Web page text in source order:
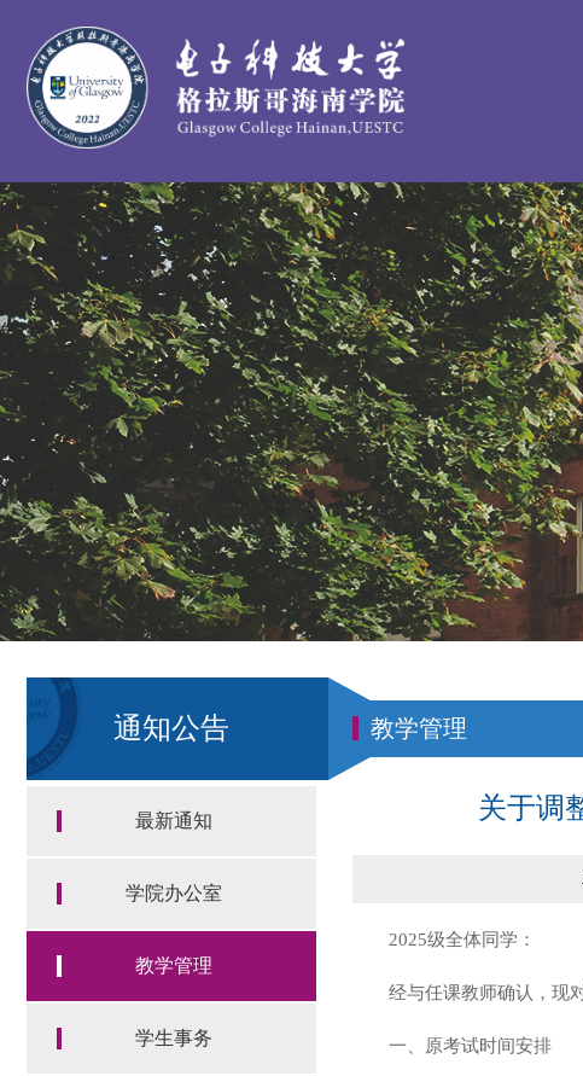
通知公告
最新通知
学院办公室
教学管理
学生事务
教学管理
关于调
2025级全体同学：
经与任课教师确认，现
一、原考试时间安排